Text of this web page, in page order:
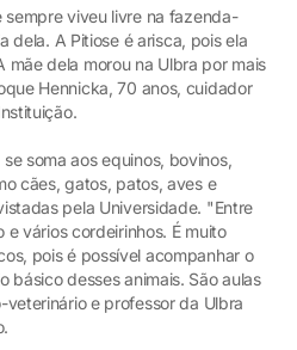
sempre viveu livre na fazenda-
dela. A Pitiose é arisca, pois ela
mãe dela morou na Ulbra por mais
Hennicka, 70 anos, cuidador
soma aos equinos, bovinos,
cães, gatos, patos, aves e
pela Universidade. "Entre
vários cordeirinhos. É muito
pois é possível acompanhar o
básico desses animais. São aulas
e professor da Ulbra